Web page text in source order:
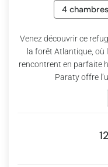
4 chambres
Venez découvrir ce
la forêt Atlantique, où
rencontrent en parfaite
Paraty offre